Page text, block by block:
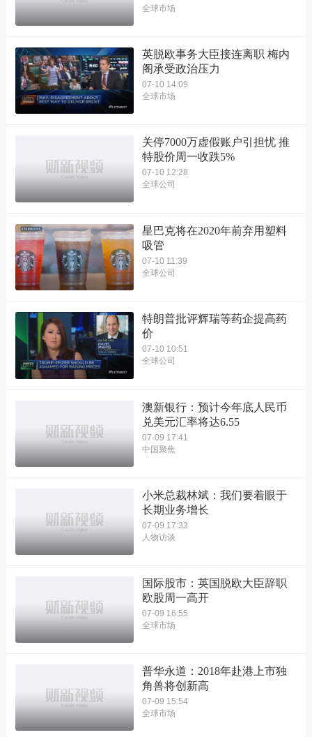
全球市场
英脱欧事务大臣接连离职 梅内
阁承受政治压力
07-10 14:09
全球市场
关停7000万虚假账户引担忧 推
特股价周一收跌5%
07-10 12:28
全球公司
星巴克将在2020年前弃用塑料
吸管
07-10 11:39
全球公司
特朗普批评辉瑞等药企提高药
价
07-10 10:51
全球公司
澳新银行：预计今年底人民币
兑美元汇率将达6.55
07-09 17:41
中国聚焦
小米总裁林斌：我们要着眼于
长期业务增长
07-09 17:33
人物访谈
国际股市：英国脱欧大臣辞职
欧股周一高开
07-09 16:55
全球市场
普华永道：2018年赴港上市独
角兽将创新高
07-09 15:54
全球市场